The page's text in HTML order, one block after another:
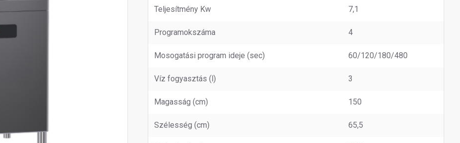
Teljesítmény Kw 7,1
Programokszáma 4
Mosogatási program ideje (sec) 60/120/180/480
Víz fogyasztás (l) 3
Magasság (cm) 150
Szélesség (cm) 65,5